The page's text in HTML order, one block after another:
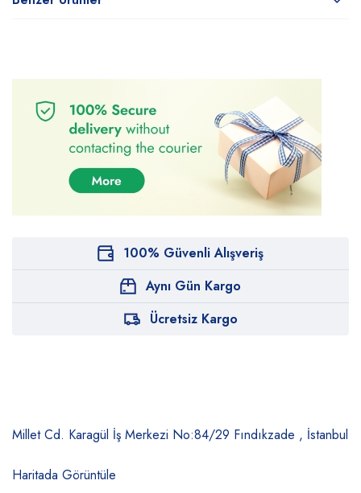
100% Güvenli Alışveriş
Aynı Gün Kargo
Ücretsiz Kargo
Millet Cd. Karagül İş Merkezi No:84/29 Fındıkzade , İstanbul
Haritada Görüntüle